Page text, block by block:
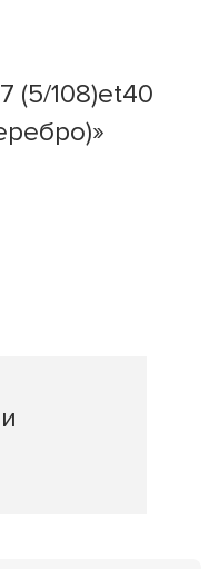
(5/108)et40